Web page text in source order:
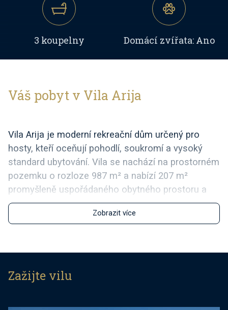
3 koupelny Domácí zvířata: Ano
Váš pobyt v Vila Arija
Vila Arija je moderní rekreační dům určený pro
hosty, kteří oceňují pohodlí, soukromí a vysoký
standard ubytování. Vila se nachází na prostorném
pozemku o rozloze 987 m² a nabízí 207 m²
promyšleně uspořádaného obytného prostoru a
může ubytovat až 8 hostů.
Nemovitost nabízí soukromý bazén o rozloze 35
čtvrtý pokoj navržený jako herna (PlayStation, TV,
přistýlkami, které poskytují jak další prostor na
pokoji je vila obzvláště vhodná pro rodiny s dětmi
Zobrazit více
Zažijte vilu